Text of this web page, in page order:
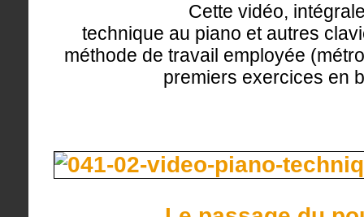
Cette vidéo,
technique au piano et autres
méthode de travail employée
premiers exercices en